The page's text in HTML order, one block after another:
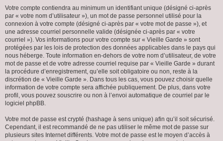
Votre compte contiendra au minimum un identifiant unique (désigné ci-après
par « votre nom d’utilisateur »), un mot de passe personnel utilisé pour la
connexion à votre compte (désigné ci-après par « votre mot de passe »), et
une adresse courriel personnelle valide (désignée ci-après par « votre
courriel »). Vos informations pour votre compte sur « Vieille Garde » sont
protégées par les lois de protection des données applicables dans le pays qui
nous héberge. Toute information en-dehors de votre nom d’utilisateur, de votre
mot de passe et de votre adresse courriel requise par « Vieille Garde » durant
la procédure d’enregistrement, qu’elle soit obligatoire ou non, reste à la
discrétion de « Vieille Garde ». Dans tous les cas, vous pouvez choisir quelle
information de votre compte sera affichée publiquement. De plus, dans votre
profil, vous pouvez souscrire ou non à l’envoi automatique de courriel par le
logiciel phpBB.
Votre mot de passe est crypté (hashage à sens unique) afin qu’il soit sécurisé.
Cependant, il est recommandé de ne pas utiliser le même mot de passe sur
plusieurs sites Internet différents. Votre mot de passe est le moyen d’accès à